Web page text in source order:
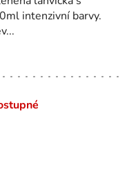
intenzivní barvy.